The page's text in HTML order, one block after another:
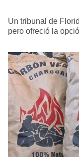
Un tribunal de
pero ofreció la